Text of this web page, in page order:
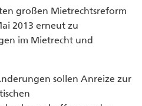
großen Mietrechtsreform
2013 erneut zu
im Mietrecht und
sollen Anreize zur